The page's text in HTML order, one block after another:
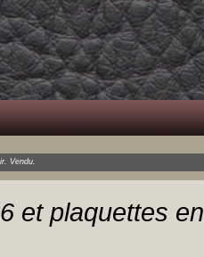
Vendu.
et plaquettes en